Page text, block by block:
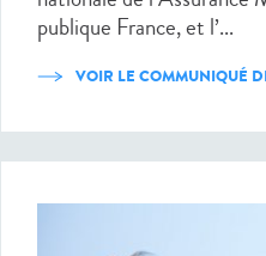
publique France, et l’...
VOIR LE COMMUNIQUÉ